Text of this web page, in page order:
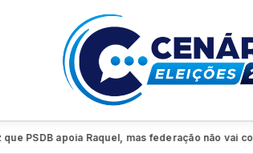
apoia Raquel, mas federação não vai coligar ●